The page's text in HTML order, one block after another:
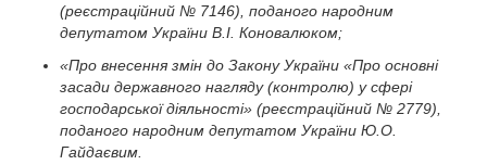
(реєстраційний № 7146), поданого народним
депутатом України В.І. Коновалюком;
«Про внесення змін до Закону України «Про основні
засади державного нагляду (контролю) у сфері
господарської діяльності» (реєстраційний № 2779),
поданого народним депутатом України Ю.О.
Гайдаєвим.